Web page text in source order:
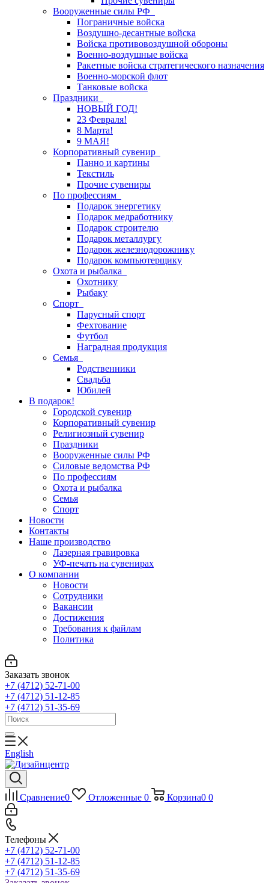
Вооруженные силы РФ
Пограничные войска
Воздушно-десантные войска
Войска противовоздушной обороны
Военно-воздушные войска
Ракетные войска стратегического назначения
Военно-морской флот
Танковые войска
Праздники
НОВЫЙ ГОД!
23 Февраля!
8 Марта!
9 МАЯ!
Корпоративный сувенир
Панно и картины
Текстиль
Прочие сувениры
По профессиям
Подарок энергетику
Подарок медработнику
Подарок строителю
Подарок металлургу
Подарок железнодорожнику
Подарок компьютерщику
Охота и рыбалка
Охотнику
Рыбаку
Спорт
Парусный спорт
Фехтование
Футбол
Наградная продукция
Семья
Родственники
Свадьба
Юбилей
В подарок!
Городской сувенир
Корпоративный сувенир
Религиозный сувенир
Праздники
Вооруженные силы РФ
Силовые ведомства РФ
По профессиям
Охота и рыбалка
Семья
Спорт
Новости
Контакты
Наше производство
Лазерная гравировка
УФ-печать на сувенирах
О компании
Новости
Сотрудники
Вакансии
Достижения
Требования к файлам
Политика
Заказать звонок
+7 (4712) 52-71-00
+7 (4712) 51-12-85
+7 (4712) 51-35-69
English
Сравнение0 Отложенные 0 Корзина0 0
Телефоны
+7 (4712) 52-71-00
+7 (4712) 51-12-85
+7 (4712) 51-35-69